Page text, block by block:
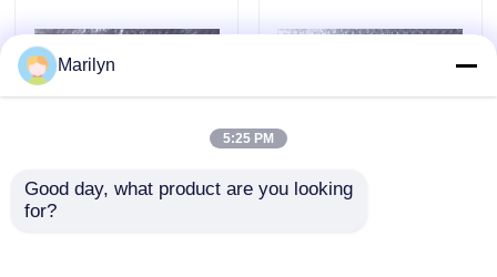
ニュース
軸受の先を細くしなさい
二重列シリンダー軸受
Marilyn
5:25 PM
Good day, what product are you looking
for?